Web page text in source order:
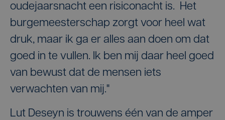
oudejaarsnacht een risiconacht is. Het
burgemeesterschap zorgt voor heel wat
druk, maar ik ga er alles aan doen om dat
goed in te vullen. Ik ben mij daar heel goed
van bewust dat de mensen iets
verwachten van mij."
Lut Deseyn is trouwens één van de amper